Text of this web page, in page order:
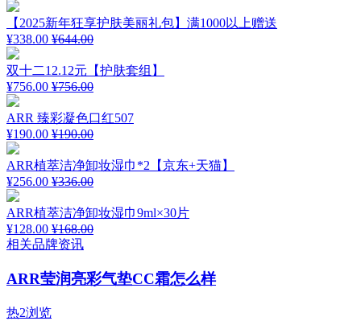
【2025新年狂享护肤美丽礼包】满1000以上赠送
¥338.00 ¥644.00
双十二12.12元【护肤套组】
¥756.00 ¥756.00
ARR 臻彩凝色口红507
¥190.00 ¥190.00
ARR植萃洁净卸妆湿巾*2【京东+天猫】
¥256.00 ¥336.00
ARR植萃洁净卸妆湿巾9ml×30片
¥128.00 ¥168.00
相关品牌资讯
ARR莹润亮彩气垫CC霜怎么样
热2浏览